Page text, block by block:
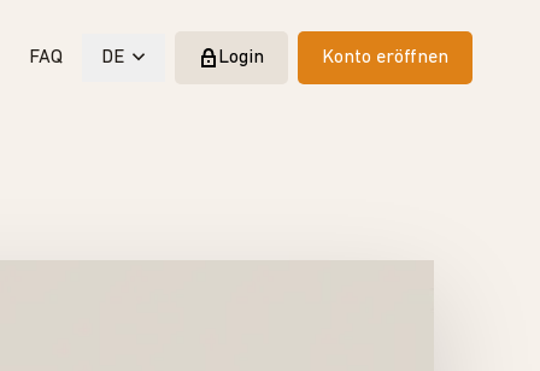
FAQ DE Login Konto eröffnen